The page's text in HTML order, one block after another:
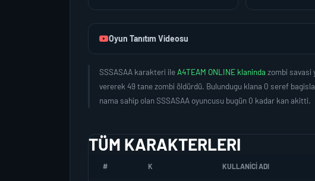
Oyun Tanıtım Videosu
SSSASAA karakteri ileA4TEAM ONLINE klaninda zombi savasi
vererek 49 tane zombi öldürdü. Bulundugu klana 0 seref
nama sahip olan SSSASAA oyuncusu bugün 0 kadar kan akitti.
TÜM KARAKTERLERI
# K KULLANICI ADI